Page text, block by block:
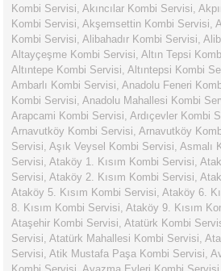
Kombi Servisi, Akıncılar Kombi Servisi,
Kombi Servisi, Akşemsettin Kombi Servisi,
Kombi Servisi, Alibahadır Kombi Servisi,
Altayçeşme Kombi Servisi, Altın Tepsi
Altıntepe Kombi Servisi, Altıntepsi Kombi
Ambarlı Kombi Servisi, Anadolu Feneri
Kombi Servisi, Anadolu Mahallesi Kombi
Arapcami Kombi Servisi, Ardıçevler Kombi
Arnavutköy Kombi Servisi, Arnavutköy
Servisi, Aşık Veysel Kombi Servisi, Asmalı
Servisi, Ataköy 1. Kısım Kombi Servisi,
Servisi, Ataköy 2. Kısım Kombi Servisi,
Ataköy 5. Kısım Kombi Servisi, Ataköy 6.
8. Kısım Kombi Servisi, Ataköy 9. Kısım
Ataşehir Kombi Servisi, Atatürk Kombi
Servisi, Atatürk Mahallesi Kombi Servisi,
Servisi, Atik Mustafa Paşa Kombi Servisi,